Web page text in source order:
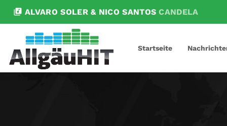
library_music ALVARO SOLER & NICO SANTOS CANDELA
Startseite